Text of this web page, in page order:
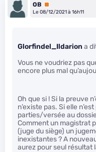
OB Premium
Le 08/12/2021 à 16h11
Glorfindel_Ildarion a
Vous ne voudriez pas
encore plus mal
Oh que si ! Si la preuve
n’existe pas. Si elle
parties/versée au
Comment un magistrat
(juge du siège) un
inexistantes ? A
aurez pour seul résultat